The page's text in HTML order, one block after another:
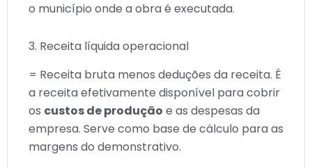
o município onde a obra é executada.
3. Receita líquida operacional
= Receita bruta menos deduções da receita. É
a receita efetivamente disponível para cobrir
os custos de produção e as despesas da
empresa. Serve como base de cálculo para as
margens do demonstrativo.